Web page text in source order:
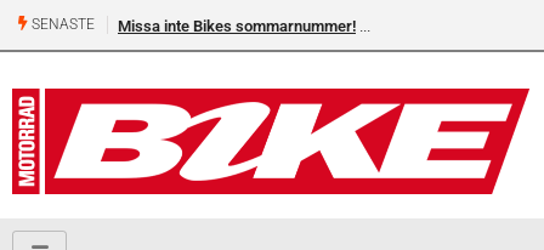
SENASTE
Missa inte Bikes sommarnummer! Shelby Turner, klar för GGN